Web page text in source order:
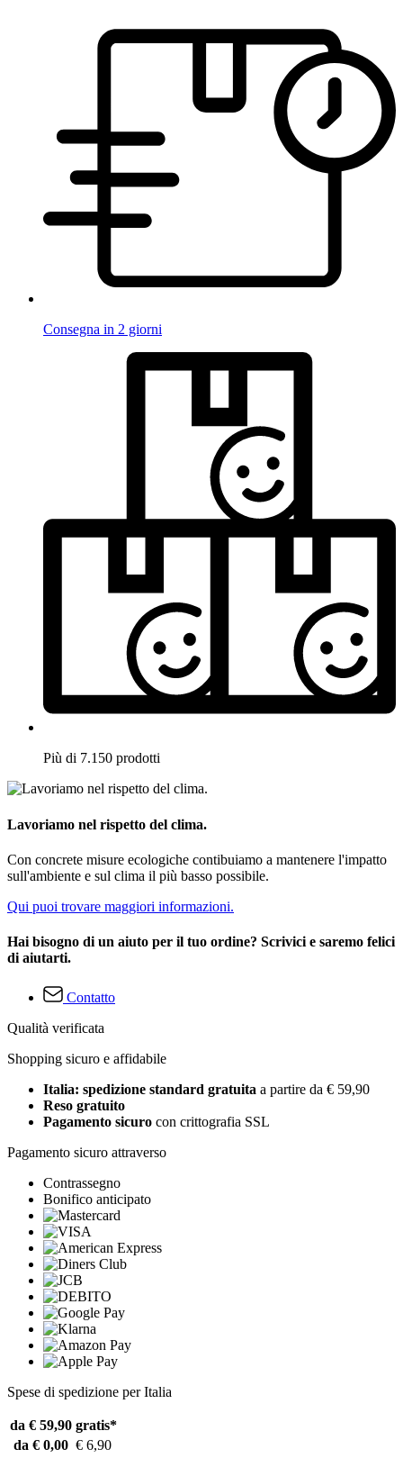
Consegna in 2 giorni
Più di 7.150 prodotti
Lavoriamo nel rispetto del clima.
Con concrete misure ecologiche contibuiamo a mantenere l'impatto
sull'ambiente e sul clima il più basso possibile.
Qui puoi trovare maggiori informazioni.
Hai bisogno di un aiuto per il tuo ordine? Scrivici e saremo felici
di aiutarti.
Contatto
Qualità verificata
Shopping sicuro e affidabile
Italia: spedizione standard gratuita a partire da € 59,90
Reso gratuito
Pagamento sicuro con crittografia SSL
Pagamento sicuro attraverso
Contrassegno
Bonifico anticipato
Spese di spedizione per Italia
da € 59,90 gratis*
da € 0,00 € 6,90